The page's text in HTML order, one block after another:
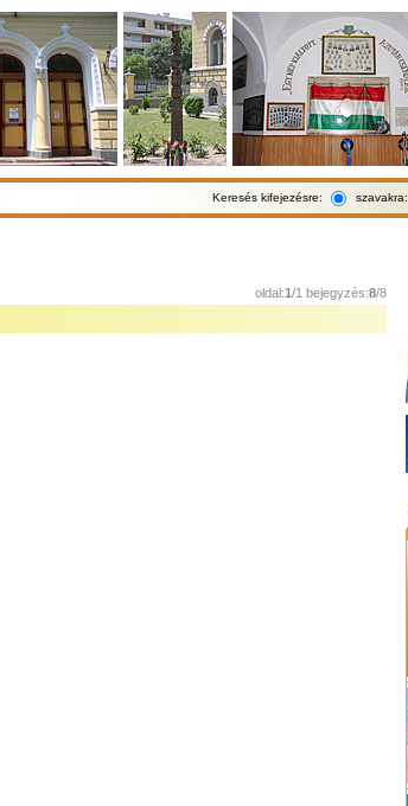
Keresés kifejezésre: szavakra:
oldal:1/1 bejegyzés:8/8